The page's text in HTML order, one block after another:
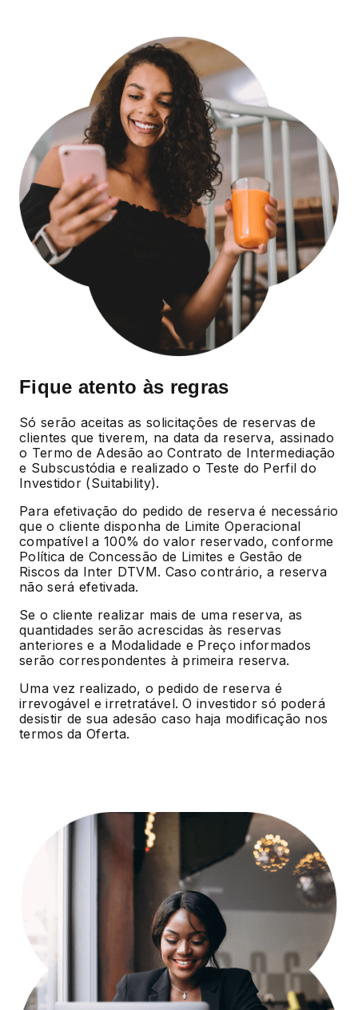
Fique atento às regras
Só serão aceitas as solicitações de reservas de
clientes que tiverem, na data da reserva, assinado
o Termo de Adesão ao Contrato de Intermediação
e Subscustódia e realizado o Teste do Perfil do
Investidor (Suitability).
Para efetivação do pedido de reserva é necessário
que o cliente disponha de Limite Operacional
compatível a 100% do valor reservado, conforme
Política de Concessão de Limites e Gestão de
Riscos da Inter DTVM. Caso contrário, a reserva
não será efetivada.
Se o cliente realizar mais de uma reserva, as
quantidades serão acrescidas às reservas
anteriores e a Modalidade e Preço informados
serão correspondentes à primeira reserva.
Uma vez realizado, o pedido de reserva é
irrevogável e irretratável. O investidor só poderá
desistir de sua adesão caso haja modificação nos
termos da Oferta.